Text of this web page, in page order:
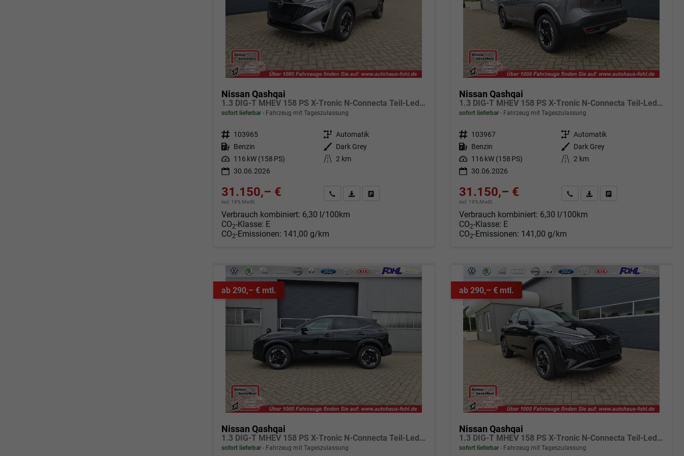
Nissan Qashqai
1.3 DIG-T MHEV 158 PS X-Tronic N-Connecta Teil-Leder PanoGlasdach Klimaautomatik Sitzheizung Lenkradheizung Navi ACC PDC v+h 360°Kamera DAB Bluetooth Touchscreen Apple CarPlay Android Auto 18"LM
sofort lieferbar Fahrzeug mit Tageszulassung
Fahrzeugnr. 103965 Getriebe Automatik
Kraftstoff Benzin Außenfarbe
Dark Grey
Leistung 116 kW (158 PS) Kilometerstand 2 km
30.06.2026
31.150,– €
incl. 19% MwSt.
Angebot anfordern
Fahrzeugexpose (PDF)
Verbrauch kombiniert: 6,30 l/100km
CO2-Klasse: E
CO2-Emissionen: 141,00 g/km
Nissan Qashqai
1.3 DIG-T MHEV 158 PS X-Tronic N-Connecta Teil-Leder PanoGlasdach Klimaautomatik Sitzheizung Lenkradheizung Navi ACC PDC v+h 360°Kamera DAB Bluetooth Touchscreen Apple CarPlay Android Auto 18"LM
sofort lieferbar Fahrzeug mit Tageszulassung
Fahrzeugnr. 103967 Getriebe Automatik
Kraftstoff Benzin Außenfarbe
Dark Grey
Leistung 116 kW (158 PS) Kilometerstand 2 km
30.06.2026
31.150,– €
incl. 19% MwSt.
Angebot anfordern
Fahrzeugexpose (PDF)
Fahrzeug parken
Verbrauch kombiniert: 6,30 l/100km
CO2-Klasse: E
CO2-Emissionen: 141,00 g/km
ab 290,– € mtl.
Nissan Qashqai
1.3 DIG-T MHEV 158 PS X-Tronic N-Connecta Teil-Leder PanoGlasdach Klimaautomatik Sitzheizung Lenkradheizung Navi ACC PDC v+h 360°Kamera DAB Bluetooth Touchscreen Apple CarPlay Android Auto 18"LM
sofort lieferbar Fahrzeug mit Tageszulassung
ab 290,– € mtl.
Nissan Qashqai
1.3 DIG-T MHEV 158 PS X-Tronic N-Connecta Teil-Leder PanoGlasdach Klimaautomatik Sitzheizung Lenkradheizung Navi ACC PDC v+h 360°Kamera DAB Bluetooth Touchscreen Apple CarPlay Android Auto 18"LM
sofort lieferbar Fahrzeug mit Tageszulassung